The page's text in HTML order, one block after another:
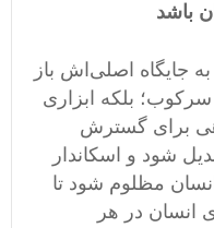
باشد
جایگاه اصلی‌اش باز
سرکوب؛ بلکه ابزاری
برای گسترش
شود و اسکاندار
مظلوم شود تا
انسان در هر